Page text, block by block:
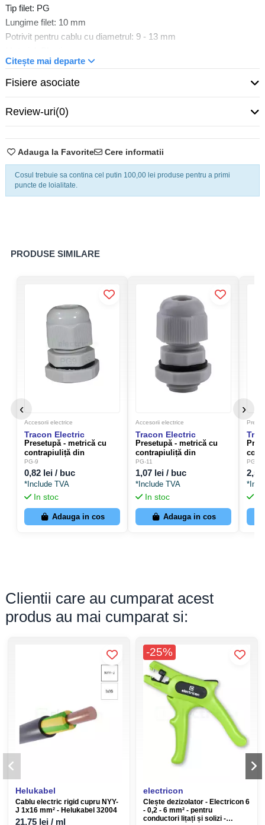
Adauga la Favorite
Cosul trebuie sa contina cel putin 100,00 lei produse pentru a primi
puncte de loialitate.
Cere informatii
Tip filet: PG
Lungime filet: 10 mm
Potrivit pentru cablu cu diametrul: 9 - 13 mm
Fara halogeni: Nu
Grad de protectie (IP): IP66
Raza de protectie: Nu
Model: Straight
Garnitura de etansare gaura multipla: Nu
Tip de etansare: Sealing ring
Temperatura de lucru: - 40 - 85 °C
Citește mai departe
Fisiere asociate
Review-uri(0)
PRODUSE SIMILARE
‹
Accesorii electrice
Tracon Electric
Presetupă - metrică cu
contrapiuliță din
polietilenă filet PG-9 -
Tracon Electric PG-9
PG-9
0,82 lei / buc
*Include TVA
In stoc
Adauga in cos
Accesorii electrice
Tracon Electric
Presetupă - metrică cu
contrapiuliță din
polietilenă filet PG-11 -
Tracon Electric PG-11
PG-11
1,07 lei / buc
*Include TVA
In stoc
Adauga in cos
PG-21
In
›
Clientii care au cumparat acest
produs au mai cumparat si:
Helukabel
Cablu electric rigid cupru NYY-
J 1x16 mm² - Helukabel 32004
21,75 lei / ml
-25%
electricon
Clește dezizolator - Electricon 6
- 0,2 - 6 mm² - pentru
conductori lițați și solizi -